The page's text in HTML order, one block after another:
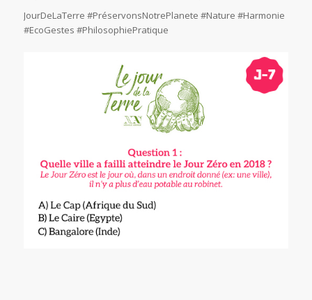
JourDeLaTerre #PréservonsNotrePlanete #Nature #Harmonie
#EcoGestes #PhilosophiePratique